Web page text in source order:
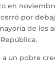
en
por
de los
a un pobre